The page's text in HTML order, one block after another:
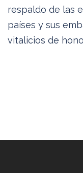
respaldo de las
países y sus
vitalicios de